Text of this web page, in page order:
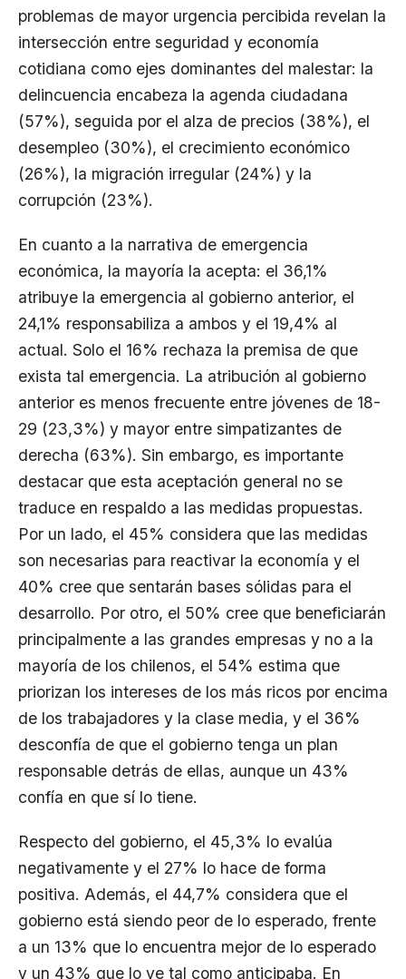
problemas de mayor urgencia percibida revelan la
intersección entre seguridad y economía
cotidiana como ejes dominantes del malestar: la
delincuencia encabeza la agenda ciudadana
(57%), seguida por el alza de precios (38%), el
desempleo (30%), el crecimiento económico
(26%), la migración irregular (24%) y la
corrupción (23%).
En cuanto a la narrativa de emergencia
económica, la mayoría la acepta: el 36,1%
atribuye la emergencia al gobierno anterior, el
24,1% responsabiliza a ambos y el 19,4% al
actual. Solo el 16% rechaza la premisa de que
exista tal emergencia. La atribución al gobierno
anterior es menos frecuente entre jóvenes de 18-
29 (23,3%) y mayor entre simpatizantes de
derecha (63%). Sin embargo, es importante
destacar que esta aceptación general no se
traduce en respaldo a las medidas propuestas.
Por un lado, el 45% considera que las medidas
son necesarias para reactivar la economía y el
40% cree que sentarán bases sólidas para el
desarrollo. Por otro, el 50% cree que beneficiarán
principalmente a las grandes empresas y no a la
mayoría de los chilenos, el 54% estima que
priorizan los intereses de los más ricos por encima
de los trabajadores y la clase media, y el 36%
desconfía de que el gobierno tenga un plan
responsable detrás de ellas, aunque un 43%
confía en que sí lo tiene.
Respecto del gobierno, el 45,3% lo evalúa
negativamente y el 27% lo hace de forma
positiva. Además, el 44,7% considera que el
gobierno está siendo peor de lo esperado, frente
a un 13% que lo encuentra mejor de lo esperado
y un 43% que lo ve tal como anticipaba. En